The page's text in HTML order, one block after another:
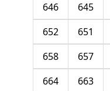
645
646
651
652
657
658
663
664